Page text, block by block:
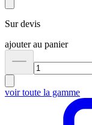
Sur devis
ajouter au panier
voir toute la gamme